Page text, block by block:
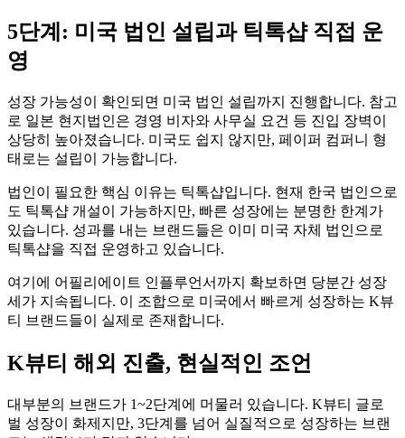
5단계: 미국 법인 설립과 틱톡샵 직접 운
영
성장 가능성이 확인되면 미국 법인 설립까지 진행합니다. 참고
로 일본 현지법인은 경영 비자와 사무실 요건 등 진입 장벽이
상당히 높아졌습니다. 미국도 쉽지 않지만, 페이퍼 컴퍼니 형
태로는 설립이 가능합니다.
법인이 필요한 핵심 이유는 틱톡샵입니다. 현재 한국 법인으로
도 틱톡샵 개설이 가능하지만, 빠른 성장에는 분명한 한계가
있습니다. 성과를 내는 브랜드들은 이미 미국 자체 법인으로
틱톡샵을 직접 운영하고 있습니다.
여기에 어필리에이트 인플루언서까지 확보하면 당분간 성장
세가 지속됩니다. 이 조합으로 미국에서 빠르게 성장하는 K뷰
티 브랜드들이 실제로 존재합니다.
K뷰티 해외 진출, 현실적인 조언
대부분의 브랜드가 1~2단계에 머물러 있습니다. K뷰티 글로
벌 성장이 화제지만, 3단계를 넘어 실질적으로 성장하는 브랜